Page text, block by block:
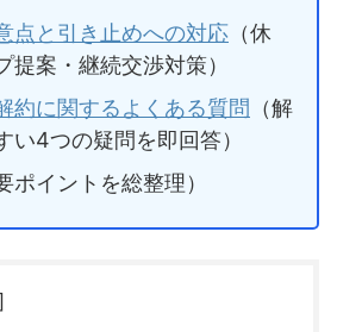
点と引き止めへの対応 （休
提案・継続交渉対策）
約に関するよくある質問 （解
い4つの疑問を即回答）
ポイントを総整理）